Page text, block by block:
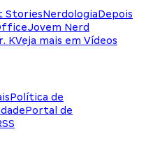
StoriesNerdologiaDepois
Jovem Nerd
KVeja mais em Vídeos
Política de
Portal de